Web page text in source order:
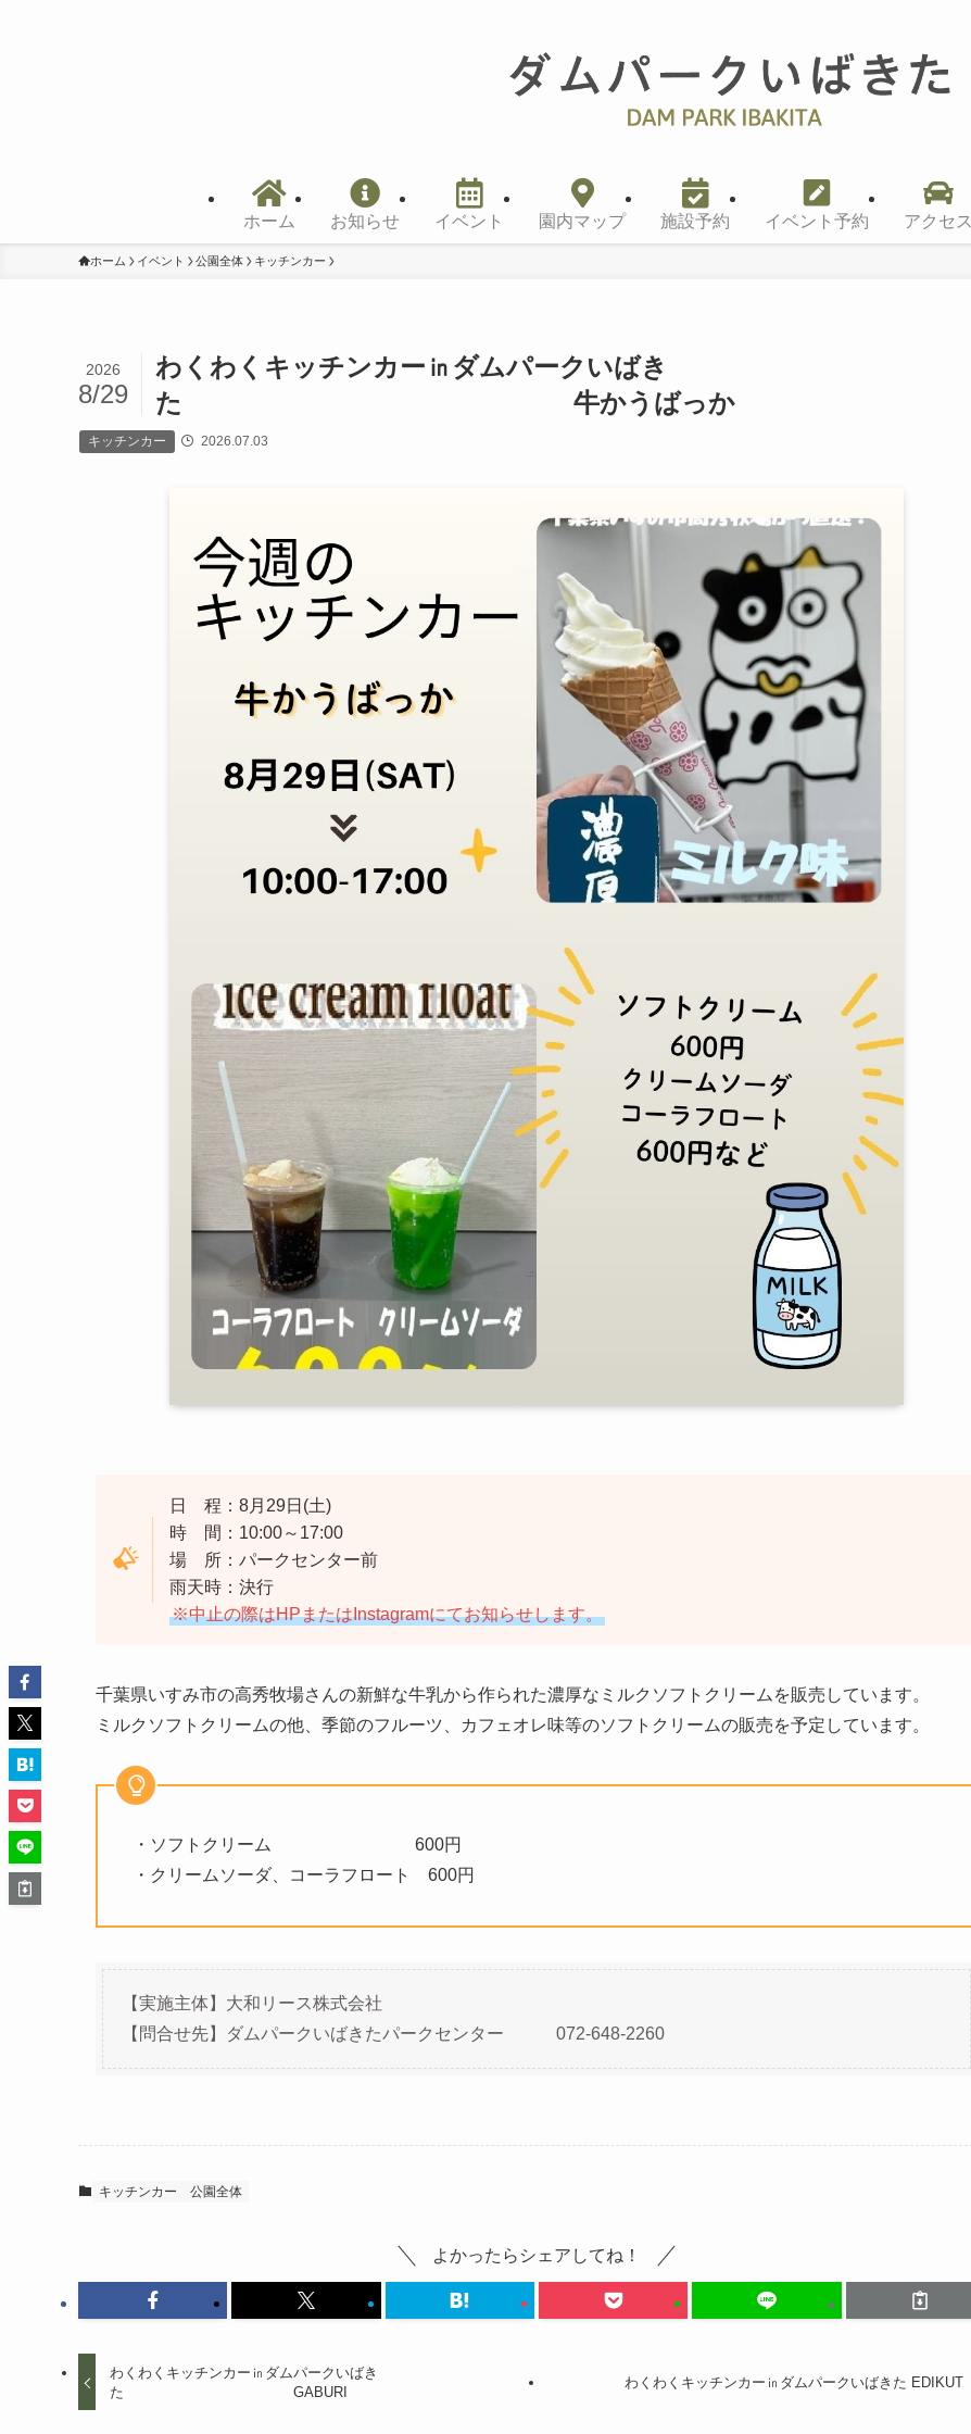
ホーム お知らせ イベント 園内マップ 施設予約 イベント予約 アクセス
ホーム イベント 公園全体 キッチンカー
わくわくキッチンカー㏌ダムパークいばき
た 牛かうばっか
2026
8/29
キッチンカー 2026.07.03
日 程：8月29日(土)
時 間：10:00～17:00
場 所：パークセンター前
雨天時：決行
※中止の際はHPまたはInstagramにてお知らせします。
千葉県いすみ市の高秀牧場さんの新鮮な牛乳から作られた濃厚なミルクソフトクリームを販売しています。
ミルクソフトクリームの他、季節のフルーツ、カフェオレ味等のソフトクリームの販売を予定しています。
・ソフトクリーム 600円
・クリームソーダ、コーラフロート 600円
【実施主体】大和リース株式会社
【問合せ先】ダムパークいばきたパークセンター 072-648-2260
キッチンカー 公園全体
よかったらシェアしてね！
わくわくキッチンカー㏌ダムパークいばき
た GABURI
わくわくキッチンカー㏌ダムパークいばきた EDIKUT